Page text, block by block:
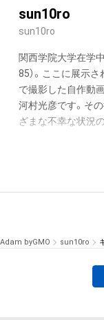
sun10ro
sun10ro
関西学院大学在学
85）。ここに展示
で撮影した自作動
河村光彦です。その
ざまな不幸な状況
時間の資料がデジ
購入後はAdamで転
Adam byGMO sun10ro